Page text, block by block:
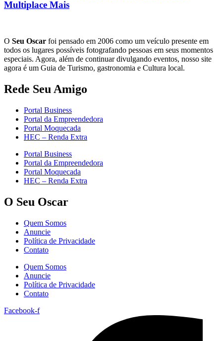
Multiplace Mais
O Seu Oscar foi pensado em 2006 como um veículo presente em
todos os lugares possíveis fotografando pessoas em seus momentos
especiais. Agora, além de continuar divulgando eventos, nosso site
agora é um Guia de Turismo, gastronomia e Cultura local.
Rede Seu Amigo
Portal Business
Portal da Empreendedora
Portal Moquecada
HEC – Renda Extra
Portal Business
Portal da Empreendedora
Portal Moquecada
HEC – Renda Extra
O Seu Oscar
Quem Somos
Anuncie
Política de Privacidade
Contato
Quem Somos
Anuncie
Política de Privacidade
Contato
Facebook-f